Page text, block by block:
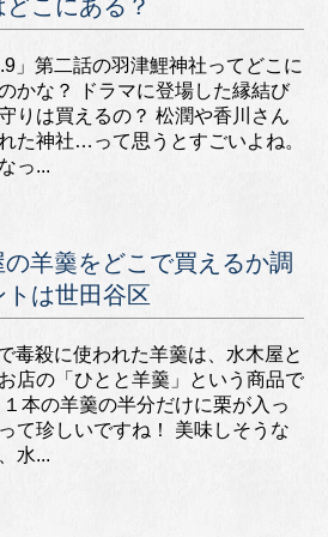
こにある？
」第二話の羽津鯉神社ってどこに
かな？ ドラマに登場した縁結び
りは買えるの？ 松潤や香川さん
た神社…って思うとすごいよね。
っ...
羊羹をどこで買えるか調
は世田谷区
毒殺に使われた羊羹は、水木屋と
店の「ひとと羊羹」という商品で
本の羊羹の半分だけに栗が入っ
て珍しいですね！ 美味しそうな
水...